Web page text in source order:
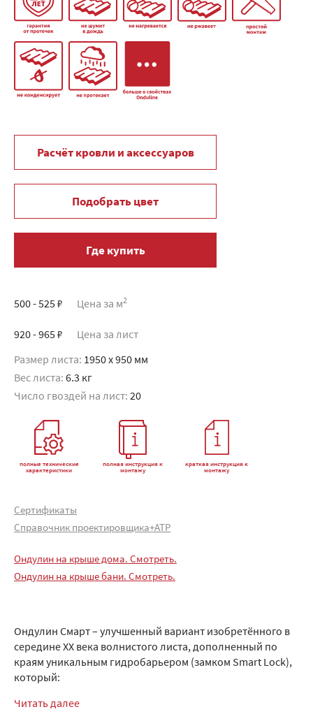
Расчёт кровли и аксессуаров
Подобрать цвет
Где купить
500 - 525 ₽ Цена за м2
920 - 965 ₽ Цена за лист
Размер листа: 1950 x 950 мм
Вес листа: 6.3 кг
Число гвоздей на лист: 20
полные технические
характеристики
полная инструкция к
монтажу
краткая инструкция к
монтажу
Сертификаты
Справочник проектировщика+АТР
Ондулин на крыше дома. Смотреть.
Ондулин на крыше бани. Смотреть.
Ондулин Смарт – улучшенный вариант изобретённого в
середине XX века волнистого листа, дополненный по
краям уникальным гидробарьером (замком Smart Lock),
который:
Читать далее